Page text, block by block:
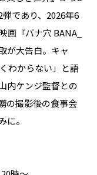
であり、2026年6
画『バナ穴 BANA_
が大告白。キャ
わからない」と語
内ケンジ監督との
の撮影後の食事会
。